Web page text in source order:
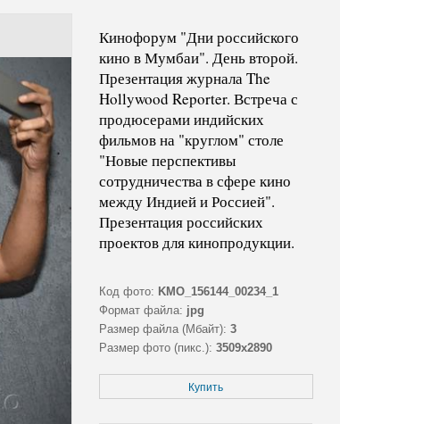
Кинофорум "Дни российского
кино в Мумбаи". День второй.
Презентация журнала The
Hollywood Reporter. Встреча с
продюсерами индийских
фильмов на "круглом" столе
"Новые перспективы
сотрудничества в сфере кино
между Индией и Россией".
Презентация российских
проектов для кинопродукции.
Код фото: KMO_156144_00234_1
Формат файла: jpg
Размер файла (Мбайт): 3
Размер фото (пикс.): 3509x2890
Купить